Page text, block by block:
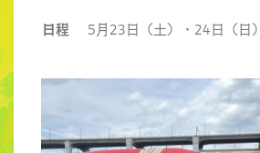
日程 5月23日（土）・24日（日）